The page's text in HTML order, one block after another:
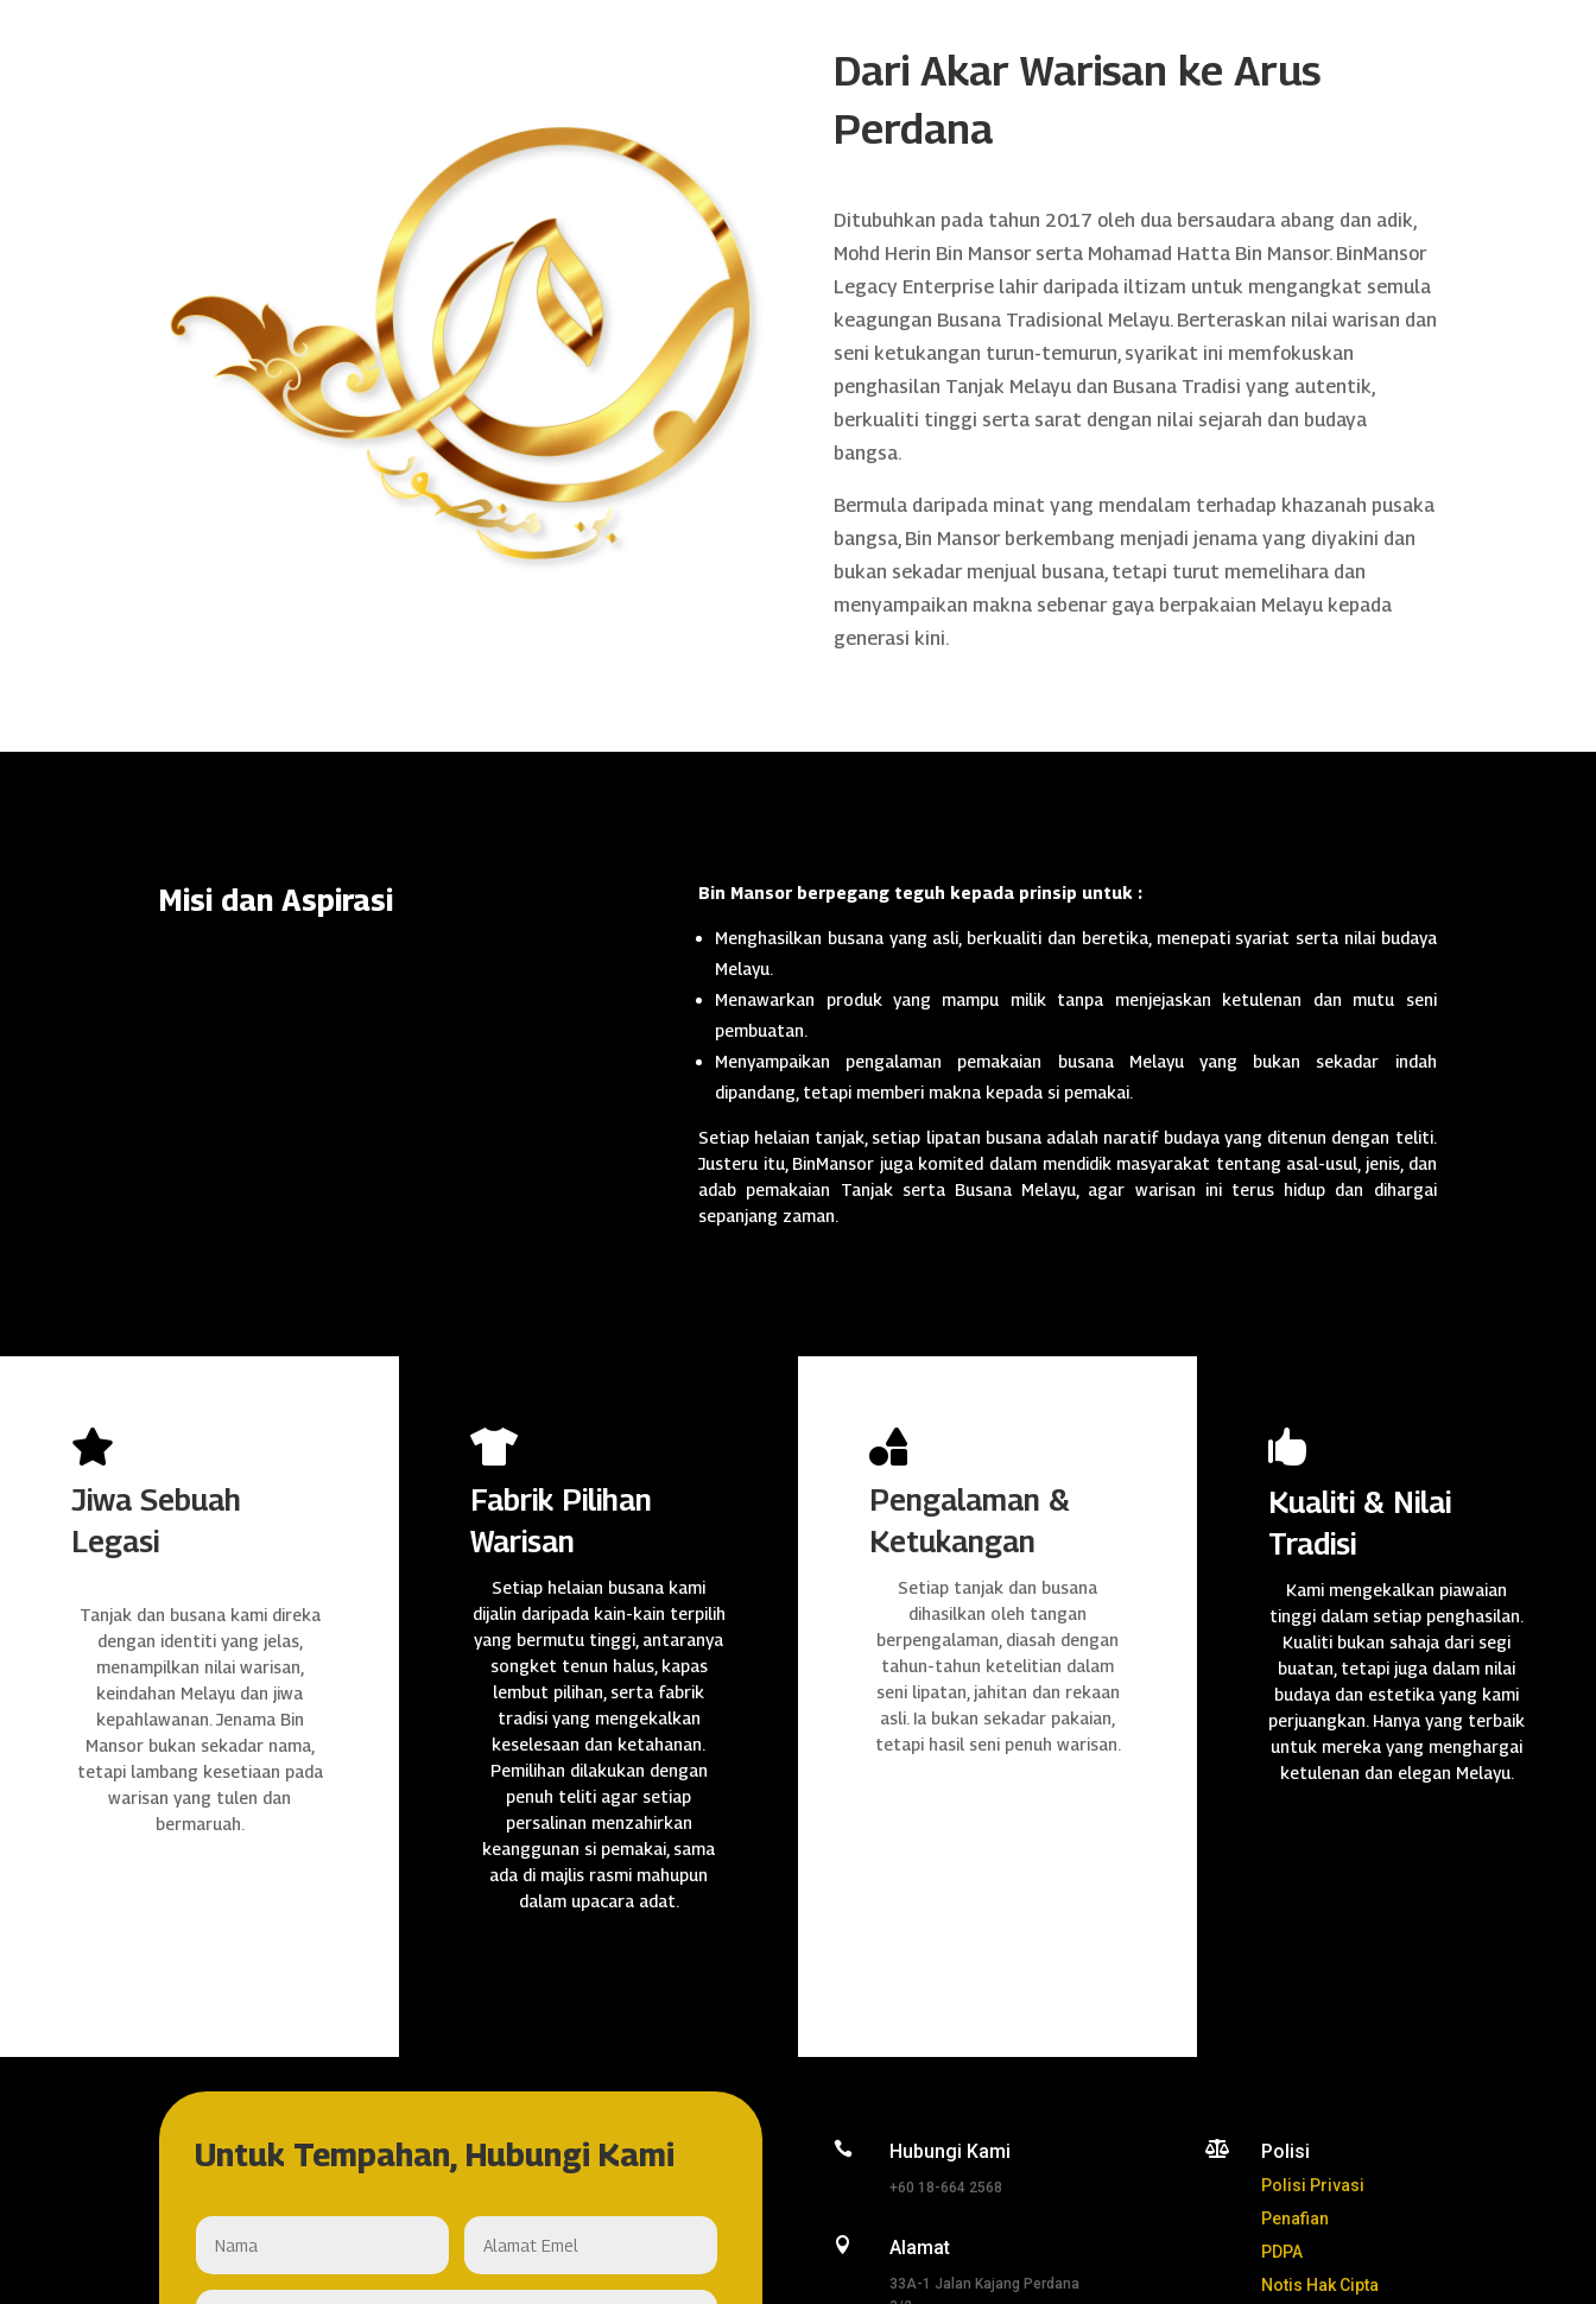
Dari Akar Warisan ke Arus
Perdana
Ditubuhkan pada tahun 2017 oleh dua bersaudara abang dan adik,
Mohd Herin Bin Mansor serta Mohamad Hatta Bin Mansor. BinMansor
Legacy Enterprise lahir daripada iltizam untuk mengangkat semula
keagungan Busana Tradisional Melayu. Berteraskan nilai warisan dan
seni ketukangan turun-temurun, syarikat ini memfokuskan
penghasilan Tanjak Melayu dan Busana Tradisi yang autentik,
berkualiti tinggi serta sarat dengan nilai sejarah dan budaya
bangsa.
Bermula daripada minat yang mendalam terhadap khazanah pusaka
bangsa, Bin Mansor berkembang menjadi jenama yang diyakini dan
bukan sekadar menjual busana, tetapi turut memelihara dan
menyampaikan makna sebenar gaya berpakaian Melayu kepada
generasi kini.
Misi dan Aspirasi Bin Mansor berpegang teguh kepada prinsip untuk :
Menghasilkan busana yang asli, berkualiti dan beretika, menepati syariat serta nilai budaya
Melayu.
Menawarkan produk yang mampu milik tanpa menjejaskan ketulenan dan mutu seni
pembuatan.
Menyampaikan pengalaman pemakaian busana Melayu yang bukan sekadar indah
dipandang, tetapi memberi makna kepada si pemakai.
Setiap helaian tanjak, setiap lipatan busana adalah naratif budaya yang ditenun dengan teliti.
Justeru itu, BinMansor juga komited dalam mendidik masyarakat tentang asal-usul, jenis, dan
adab pemakaian Tanjak serta Busana Melayu, agar warisan ini terus hidup dan dihargai
sepanjang zaman.

Jiwa Sebuah
Legasi
Tanjak dan busana kami direka
dengan identiti yang jelas,
menampilkan nilai warisan,
keindahan Melayu dan jiwa
kepahlawanan. Jenama Bin
Mansor bukan sekadar nama,
tetapi lambang kesetiaan pada
warisan yang tulen dan
bermaruah.

Fabrik Pilihan
Warisan
Setiap helaian busana kami
dijalin daripada kain-kain terpilih
yang bermutu tinggi, antaranya
songket tenun halus, kapas
lembut pilihan, serta fabrik
tradisi yang mengekalkan
keselesaan dan ketahanan.
Pemilihan dilakukan dengan
penuh teliti agar setiap
persalinan menzahirkan
keanggunan si pemakai, sama
ada di majlis rasmi mahupun
dalam upacara adat.

Pengalaman &
Ketukangan
Setiap tanjak dan busana
dihasilkan oleh tangan
berpengalaman, diasah dengan
tahun-tahun ketelitian dalam
seni lipatan, jahitan dan rekaan
asli. Ia bukan sekadar pakaian,
tetapi hasil seni penuh warisan.

Kualiti & Nilai
Tradisi
Kami mengekalkan piawaian
tinggi dalam setiap penghasilan.
Kualiti bukan sahaja dari segi
buatan, tetapi juga dalam nilai
budaya dan estetika yang kami
perjuangkan. Hanya yang terbaik
untuk mereka yang menghargai
ketulenan dan elegan Melayu.
Untuk Tempahan, Hubungi Kami  Hubungi Kami
+60 18-664 2568
 Alamat
33A-1 Jalan Kajang Perdana
 Polisi
Polisi Privasi
Penafian
PDPA
Notis Hak Cipta